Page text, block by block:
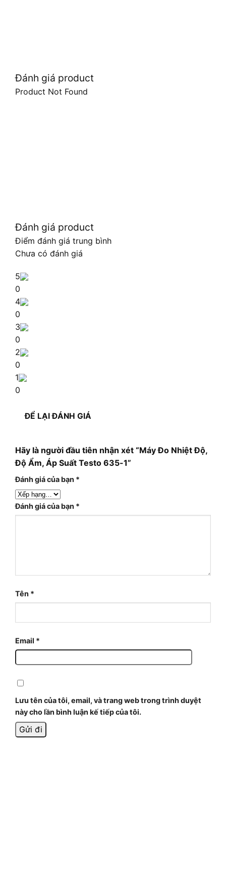
Đánh giá product
Product Not Found
Đánh giá product
Điểm đánh giá trung bình
Chưa có đánh giá
5
0
4
0
3
0
2
0
1
0
ĐỂ LẠI ĐÁNH GIÁ
Hãy là người đầu tiên nhận xét “Máy Đo Nhiệt Độ,
Độ Ẩm, Áp Suất Testo 635-1”
Đánh giá của bạn *
Đánh giá của bạn *
Tên *
Email *
Lưu tên của tôi, email, và trang web trong trình duyệt
này cho lần bình luận kế tiếp của tôi.